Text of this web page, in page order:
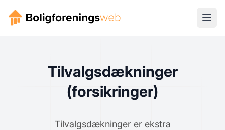
Tilvalgsdækninger
(forsikringer)
Tilvalgsdækninger er ekstra